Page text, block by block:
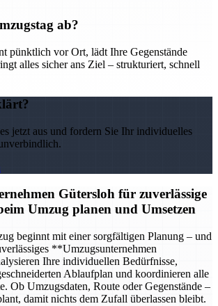
ab?
pünktlich vor Ort, lädt Ihre Gegenstände
alles sicher ans Ziel – strukturiert, schnell
jetzt aus und fordern Sie Ihr individuelles
Gütersloh für zuverlässige
Umzug planen und Umsetzen
beginnt mit einer sorgfältigen Planung – und
**Umzugsunternehmen
Ihre individuellen Bedürfnisse,
Ablaufplan und koordinieren alle
Ob Umzugsdaten, Route oder Gegenstände –
damit nichts dem Zufall überlassen bleibt.